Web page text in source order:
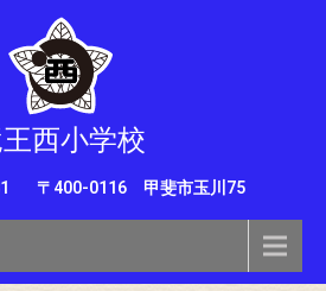
西小学校
〒400-0116 甲斐市玉川75